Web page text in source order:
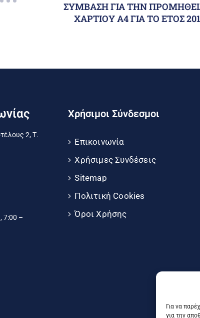
Για να
για την
ΣΥΜΒΑΣΗ ΓΙΑ ΤΗΝ
ΧΑΡΤΙΟΥ Α4 ΓΙΑ ΤΟ ΕΤΟΣ
2, Τ.
7:00 –
Χρήσιμοι Σύνδεσμοι
Επικοινωνία
Χρήσιμες Συνδέσεις
Sitemap
Πολιτική Cookies
Όροι Χρήσης